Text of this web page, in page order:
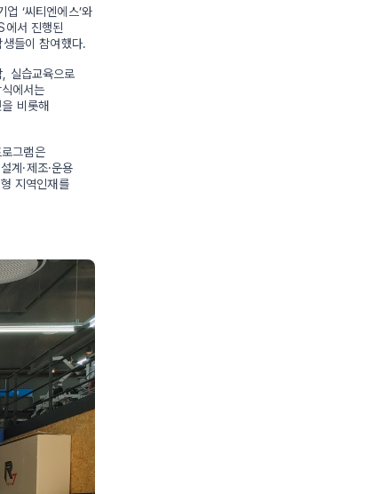
‘씨티엔에스’와
에서 진행된
들이 참여했다.
실습교육으로
에서는
비롯해
그램은
계·제조·운용
지역인재를